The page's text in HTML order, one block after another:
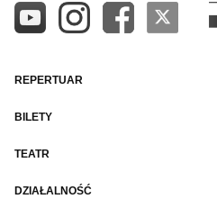
REPERTUAR
BILETY
TEATR
DZIAŁALNOŚĆ